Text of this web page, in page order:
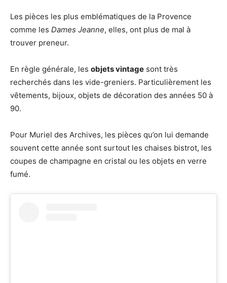
Les pièces les plus emblématiques de la Provence
comme les Dames Jeanne, elles, ont plus de mal à
trouver preneur.
En règle générale, les objets vintage sont très
recherchés dans les vide-greniers. Particulièrement les
vêtements, bijoux, objets de décoration des années 50 à
90.
Pour Muriel des Archives, les pièces qu’on lui demande
souvent cette année sont surtout les chaises bistrot, les
coupes de champagne en cristal ou les objets en verre
fumé.